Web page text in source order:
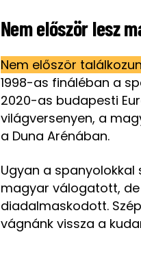
Nem először lesz
Nem először
1998-as fináléban a
2020-as budapesti
világversenyen, a
a Duna Arénában.
Ugyan a
magyar válogatott,
diadalmaskodott.
vágnánk vissza a